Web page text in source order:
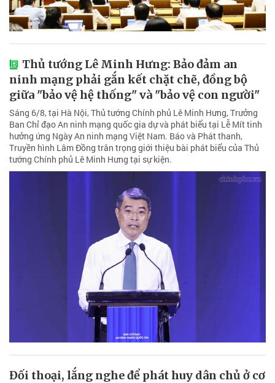
Thủ tướng Lê Minh Hưng: Bảo đảm an
ninh mạng phải gắn kết chặt chẽ, đồng bộ
giữa "bảo vệ hệ thống" và "bảo vệ con người"
Sáng 6/8, tại Hà Nội, Thủ tướng Chính phủ Lê Minh Hưng, Trưởng
Ban Chỉ đạo An ninh mạng quốc gia dự và phát biểu tại Lễ Mít tinh
hưởng ứng Ngày An ninh mạng Việt Nam. Báo và Phát thanh,
Truyền hình Lâm Đồng trân trọng giới thiệu bài phát biểu của Thủ
tướng Chính phủ Lê Minh Hưng tại sự kiện.
Đối thoại, lắng nghe để phát huy dân chủ ở cơ